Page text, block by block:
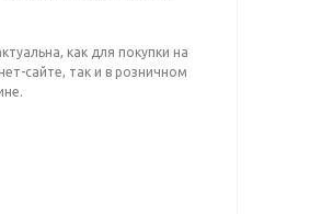
как для покупки на
сайте, так и в розничном